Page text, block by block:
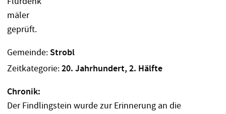
Gemeinde: Strobl
Zeitkategorie:20. Jahrhundert, 2. Hälfte
Chronik:
Der Findlingstein wurde zur Erinnerung an die